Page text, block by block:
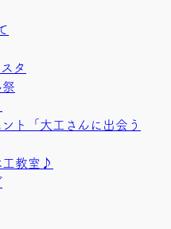
タ
ト「大工さんに出会う
工教室♪